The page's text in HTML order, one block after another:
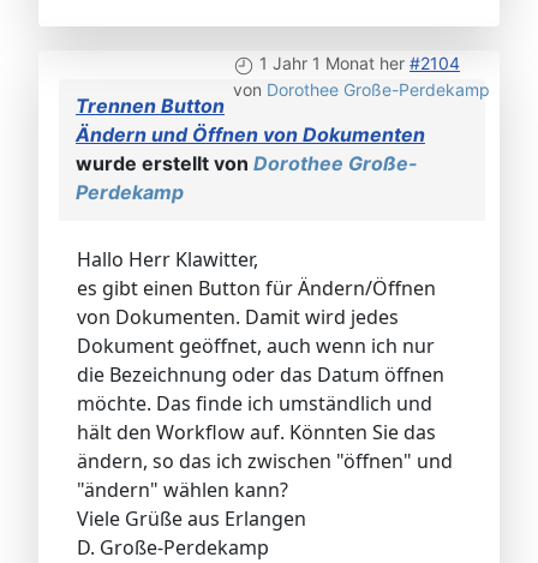
1 Jahr 1 Monat her #2104
von Dorothee Große-Perdekamp
Trennen Button
Ändern und Öffnen von Dokumenten
wurde erstellt von Dorothee Große-
Perdekamp
Hallo Herr Klawitter,
es gibt einen Button für Ändern/Öffnen
von Dokumenten. Damit wird jedes
Dokument geöffnet, auch wenn ich nur
die Bezeichnung oder das Datum öffnen
möchte. Das finde ich umständlich und
hält den Workflow auf. Könnten Sie das
ändern, so das ich zwischen "öffnen" und
"ändern" wählen kann?
Viele Grüße aus Erlangen
D. Große-Perdekamp